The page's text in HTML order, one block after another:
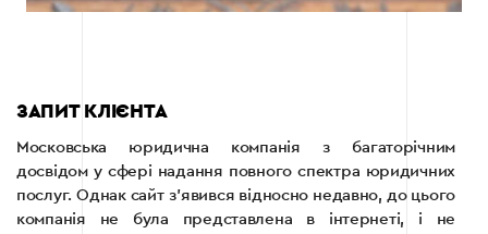
ЗАПИТ КЛІЄНТА
Московська юридична компанія з багаторічним
досвідом у сфері надання повного спектра юридичних
послуг. Однак сайт з'явився відносно недавно, до цього
компанія не була представлена ​​в інтернеті, і не